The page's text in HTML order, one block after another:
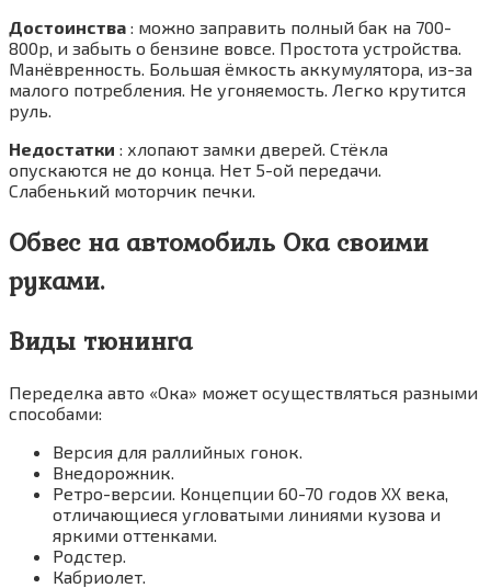
Достоинства : можно заправить полный бак на 700-
800р, и забыть о бензине вовсе. Простота устройства.
Манёвренность. Большая ёмкость аккумулятора, из-за
малого потребления. Не угоняемость. Легко крутится
руль.
Недостатки : хлопают замки дверей. Стёкла
опускаются не до конца. Нет 5-ой передачи.
Слабенький моторчик печки.
Обвес на автомобиль Ока своими
руками.
Виды тюнинга
Переделка авто «Ока» может осуществляться разными
способами:
Версия для раллийных гонок.
Внедорожник.
Ретро-версии. Концепции 60-70 годов XX века,
отличающиеся угловатыми линиями кузова и
яркими оттенками.
Родстер.
Кабриолет.